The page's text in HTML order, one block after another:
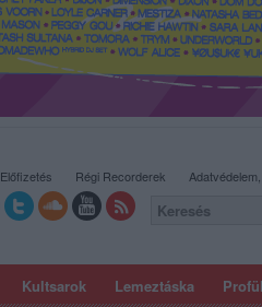
Kultsarok Lemeztáska Profül
Előfizetés Régi Recorderek